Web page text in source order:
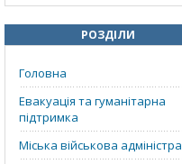
РОЗДІЛИ
Головна
Евакуація та гуманітарна
підтримка
Міська військова